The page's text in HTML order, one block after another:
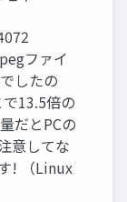
ファイ
したの
13.5倍の
だとPCの
意してな
! （Linux